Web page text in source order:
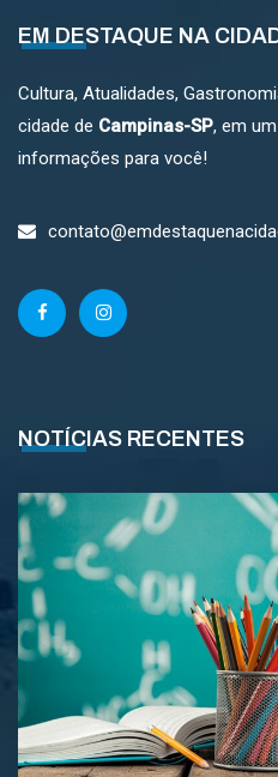
EM DESTAQUE NA
Cultura, Atualidades,
cidade de Campinas-SP, em
informações para você!
NOTÍCIAS RECENTES